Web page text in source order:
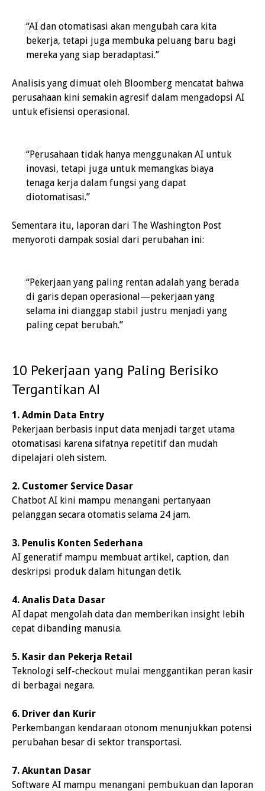
“AI dan otomatisasi akan mengubah cara kita
bekerja, tetapi juga membuka peluang baru bagi
mereka yang siap beradaptasi.”
Analisis yang dimuat oleh Bloomberg mencatat bahwa
perusahaan kini semakin agresif dalam mengadopsi AI
untuk efisiensi operasional.
“Perusahaan tidak hanya menggunakan AI untuk
inovasi, tetapi juga untuk memangkas biaya
tenaga kerja dalam fungsi yang dapat
diotomatisasi.”
Sementara itu, laporan dari The Washington Post
menyoroti dampak sosial dari perubahan ini:
“Pekerjaan yang paling rentan adalah yang berada
di garis depan operasional—pekerjaan yang
selama ini dianggap stabil justru menjadi yang
paling cepat berubah.”
10 Pekerjaan yang Paling Berisiko
Tergantikan AI
1. Admin Data Entry
Pekerjaan berbasis input data menjadi target utama
otomatisasi karena sifatnya repetitif dan mudah
dipelajari oleh sistem.
2. Customer Service Dasar
Chatbot AI kini mampu menangani pertanyaan
pelanggan secara otomatis selama 24 jam.
3. Penulis Konten Sederhana
AI generatif mampu membuat artikel, caption, dan
deskripsi produk dalam hitungan detik.
4. Analis Data Dasar
AI dapat mengolah data dan memberikan insight lebih
cepat dibanding manusia.
5. Kasir dan Pekerja Retail
Teknologi self-checkout mulai menggantikan peran kasir
di berbagai negara.
6. Driver dan Kurir
Perkembangan kendaraan otonom menunjukkan potensi
perubahan besar di sektor transportasi.
7. Akuntan Dasar
Software AI mampu menangani pembukuan dan laporan